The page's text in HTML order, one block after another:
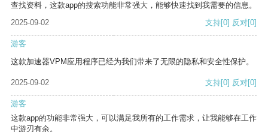
查找资料，这款app的搜索功能非常强大，能够快速找到我需要的信息。
2025-09-02
支持[0] 反对[0]
游客
这款加速器VPM应用程序已经为我们带来了无限的隐私和安全性保护。
2025-09-02 支持[0] 反对[0]
游客
这款app的功能非常强大，可以满足我所有的工作需求，让我能够在工作
中游刃有余。